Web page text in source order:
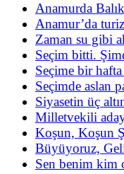
Anamurda
Anamur’da
Zaman su gibi
Seçim bitti.
Seçime bir
Seçimde aslan
Siyasetin üç
Milletvekili
Koşun, Koşun
Büyüyoruz,
Sen benim kim